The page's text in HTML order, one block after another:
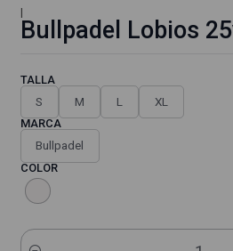
|
Bullpadel Lobios
TALLA
S M L XL
MARCA
Bullpadel
COLOR